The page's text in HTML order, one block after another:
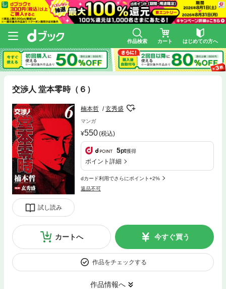
作品検索 カート はじめての方へ
交渉人 堂本零時（６）
試し読み
楠本哲 玄秀盛
マンガ
550(税込)
5pt獲得
ポイント詳細
dカード利用でさらにポイント+2%
返品不可
カートへ 今すぐ買う
作品をチェックする
作品情報へ